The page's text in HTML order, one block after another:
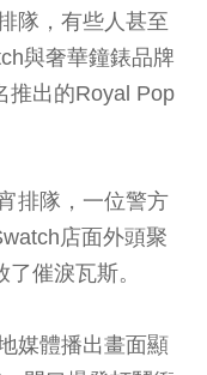
隊，有些人甚至
與奢華鐘錶品牌
推出的Royal Pop
排隊，一位警方
店面外頭聚
催淚瓦斯。
媒體播出畫面顯